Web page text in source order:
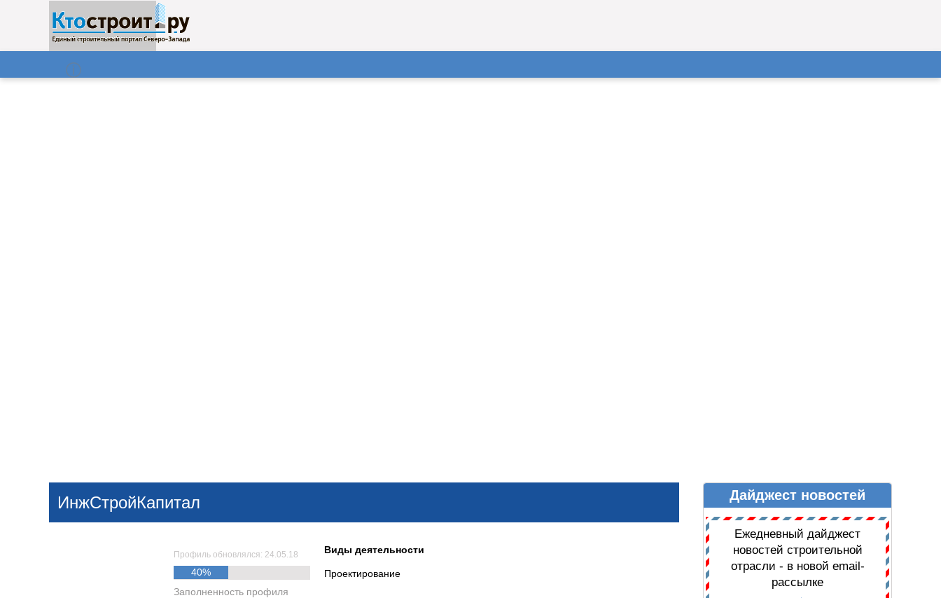
Поиск
НОВОСТИ ДАЙДЖЕСТ НОВОСТЕЙ
ИнжСтройКапитал
Профиль обновлялся: 24.05.18
40%
Заполненность профиля
Виды деятельности
Проектирование
Дайджест новостей
Ежедневный дайджест
новостей строительной
отрасли - в новой email-
рассылке